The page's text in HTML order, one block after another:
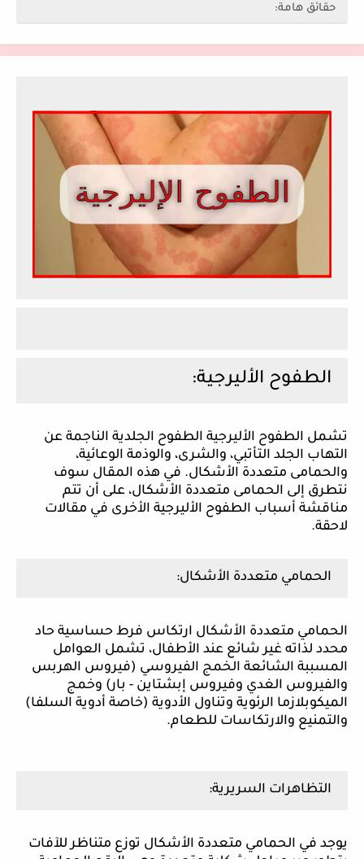
حقائق هامة:
الطفوح الأليرجية:
تشمل الطفوح الأليرجية الطفوح الجلدية الناجمة عن
التهاب الجلد التأتبي، والشرى، والوذمة الوعائية،
والحمامى متعددة الأشكال. في هذه المقال سوف
نتطرق إلى الحمامى متعددة الأشكال، على أن تتم
مناقشة أسباب الطفوح الأليرجية الأخرى في مقالات
لاحقة.
الحمامي متعددة الأشكال:
الحمامي متعددة الأشكال ارتكاس فرط حساسية حاد
محدد لذاته غير شائع عند الأطفال، تشمل العوامل
المسببة الشائعة الخمج الفيروسي (فيروس الهربس
والفيروس الغدي وفيروس إبشتاين - بار) وخمج
الميكوبلازما الرئوية وتناول الأدوية (خاصة أدوية السلفا)
والتمنيع والارتكاسات للطعام.
التظاهرات السريرية:
يوجد في الحمامي متعددة الأشكال توزع متناظر للآفات